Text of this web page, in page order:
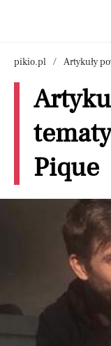
pikio.pl Artykuły
Pique